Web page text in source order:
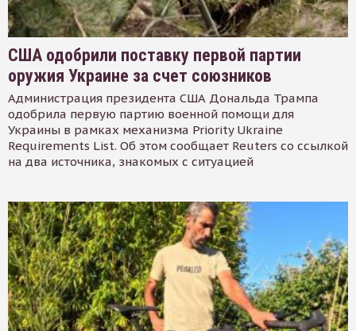
США одобрили поставку первой партии
оружия Украине за счет союзников
Администрация президента США Дональда Трампа
одобрила первую партию военной помощи для
Украины в рамках механизма Priority Ukraine
Requirements List. Об этом сообщает Reuters со ссылкой
на два источника, знакомых с ситуацией